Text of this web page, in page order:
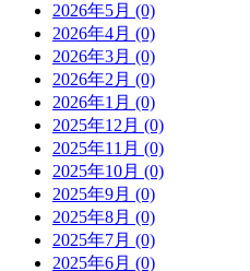
2026年5月 (0)
2026年4月 (0)
2026年3月 (0)
2026年2月 (0)
2026年1月 (0)
2025年12月 (0)
2025年11月 (0)
2025年10月 (0)
2025年9月 (0)
2025年8月 (0)
2025年7月 (0)
2025年6月 (0)